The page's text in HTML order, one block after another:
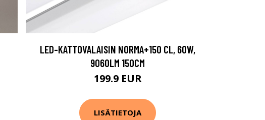
LED-KATTOVALAISIN NORMA+150 CL, 60W,
9060LM 150CM
199.9 EUR
LISÄTIETOJA